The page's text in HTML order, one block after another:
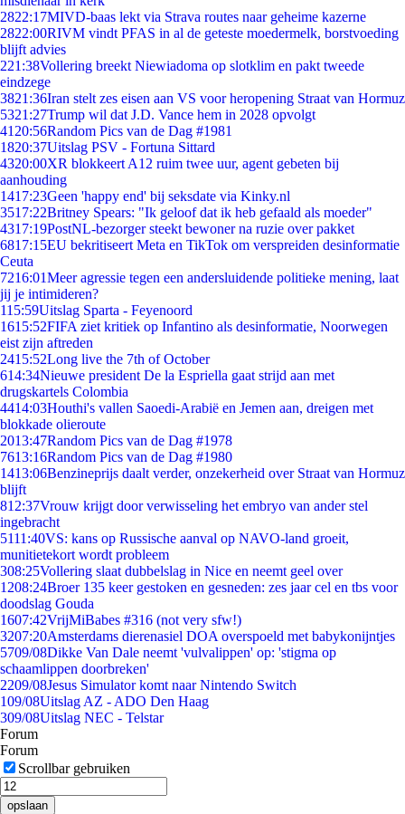
2822:17MIVD-baas lekt via Strava routes naar geheime kazerne
2822:00RIVM vindt PFAS in al de geteste moedermelk, borstvoeding
blijft advies
221:38Vollering breekt Niewiadoma op slotklim en pakt tweede
eindzege
3821:36Iran stelt zes eisen aan VS voor heropening Straat van Hormuz
5321:27Trump wil dat J.D. Vance hem in 2028 opvolgt
41 20:56Random Pics van de Dag #1981
1820:37Uitslag PSV - Fortuna Sittard
4320:00XR blokkeert A12 ruim twee uur, agent gebeten bij
aanhouding
1417:23Geen 'happy end' bij seksdate via Kinky.nl
3517:22Britney Spears: "Ik geloof dat ik heb gefaald als moeder"
4317:19PostNL-bezorger steekt bewoner na ruzie over pakket
6817:15EU bekritiseert Meta en TikTok om verspreiden desinformatie
Ceuta
7216:01Meer agressie tegen een andersluidende politieke mening, laat
jij je intimideren?
115:59Uitslag Sparta - Feyenoord
1615:52FIFA ziet kritiek op Infantino als desinformatie, Noorwegen
eist zijn aftreden
2415:52Long live the 7th of October
614:34Nieuwe president De la Espriella gaat strijd aan met
drugskartels Colombia
4414:03Houthi's vallen Saoedi-Arabië en Jemen aan, dreigen met
blokkade olieroute
2013:47Random Pics van de Dag #1978
7613:16Random Pics van de Dag #1980
1413:06Benzineprijs daalt verder, onzekerheid over Straat van Hormuz
blijft
812:37Vrouw krijgt door verwisseling het embryo van ander stel
ingebracht
5111:40VS: kans op Russische aanval op NAVO-land groeit,
munitietekort wordt probleem
308:25Vollering slaat dubbelslag in Nice en neemt geel over
1208:24Broer 135 keer gestoken en gesneden: zes jaar cel en tbs voor
doodslag Gouda
1607:42VrijMiBabes #316 (not very sfw!)
3207:20Amsterdams dierenasiel DOA overspoeld met babykonijntjes
5709/08Dikke Van Dale neemt 'vulvalippen' op: 'stigma op
schaamlippen doorbreken'
2209/08Jesus Simulator komt naar Nintendo Switch
109/08Uitslag AZ - ADO Den Haag
309/08Uitslag NEC - Telstar
Forum
Forum
Scrollbar gebruiken
opslaan